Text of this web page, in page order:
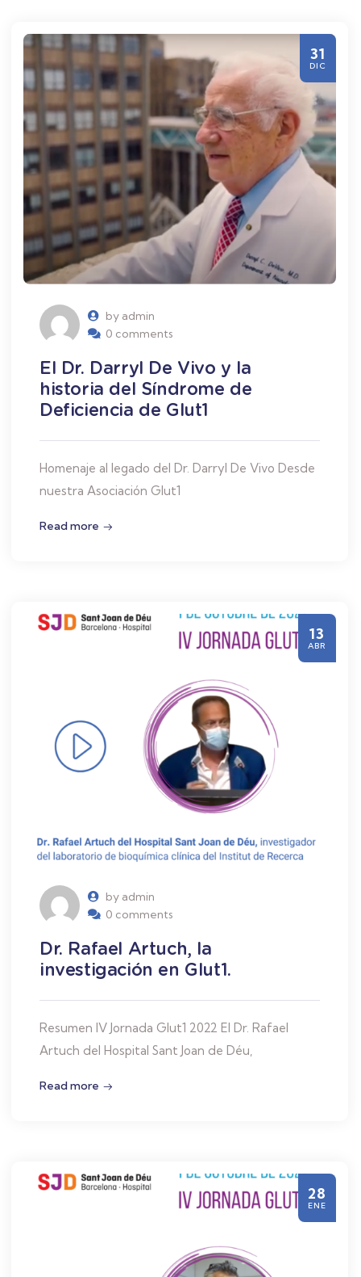
by admin
0 comments
El Dr. Darryl De Vivo y la
historia del Síndrome de
Deficiencia de Glut1
Homenaje al legado del Dr. Darryl De Vivo Desde
nuestra Asociación Glut1
Read more
31
DIC
by admin
0 comments
Dr. Rafael Artuch, la
investigación en Glut1.
Resumen IV Jornada Glut1 2022 El Dr. Rafael
Artuch del Hospital Sant Joan de Déu,
Read more
13
ABR
28
ENE